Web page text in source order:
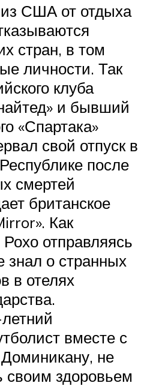
США от отдыха
стран, в том
личности. Так
клуба
и бывший
«Спартака»
свой отпуск в
после
смертей
британское
Как
отправляясь
знал о странных
в отелях
вместе с
не
своим здоровьем